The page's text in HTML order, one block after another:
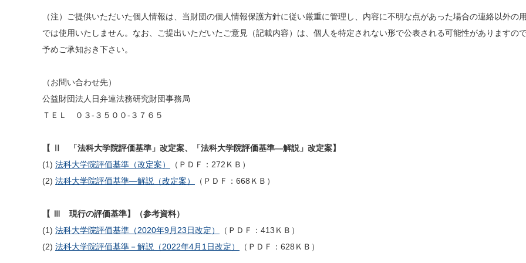
（注）ご提供いただいた個人情報は、当財団の個人情報保護方針に従い厳重に管理し、内容に不明な点があった場合の連絡以外の
では使用いたしません。なお、ご提出いただいたご意見（記載内容）は、個人を特定されない形で公表される可能性がありますので
予めご承知おき下さい。
（お問い合わせ先）
公益財団法人日弁連法務研究財団事務局
ＴＥＬ ０３-３５００-３７６５
【 Ⅱ 「法科大学院評価基準」改定案、「法科大学院評価基準―解説」改定案】
(1) 法科大学院評価基準（改定案）
（ＰＤＦ：272ＫＢ）
(2) 法科大学院評価基準―解説（改定案） （ＰＤＦ：668ＫＢ）
【 Ⅲ 現行の評価基準】（参考資料）
(1) 法科大学院評価基準（2020年9月23日改定）
（ＰＤＦ：413ＫＢ）
(2) 法科大学院評価基準－解説（2022年4月1日改定） （ＰＤＦ：628ＫＢ）